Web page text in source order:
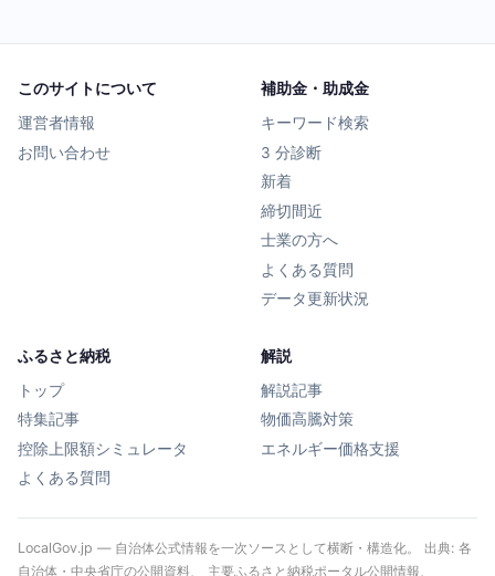
このサイトについて
運営者情報
お問い合わせ
補助金・助成金
キーワード検索
3 分診断
新着
締切間近
士業の方へ
よくある質問
データ更新状況
ふるさと納税
トップ
特集記事
控除上限額シミュレータ
よくある質問
解説
解説記事
物価高騰対策
エネルギー価格支援
LocalGov.jp — 自治体公式情報を一次ソースとして横断・構造化。 出典: 各
自治体・中央省庁の公開資料、 主要ふるさと納税ポータル公開情報、